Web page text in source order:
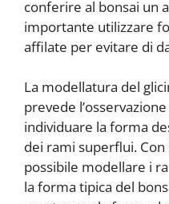
conferire al bonsai un
importante utilizzare
affilate per evitare di
La modellatura del
prevede
individuare la forma
dei rami superflui. Con
possibile modellare i
la forma tipica del